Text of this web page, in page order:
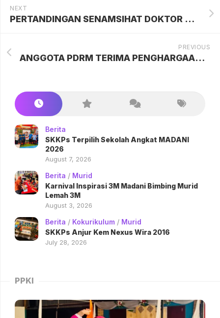
NEXT
PERTANDINGAN SENAMSIHAT DOKTOR MUDA PPKIBP
PREVIOUS
ANGGOTA PDRM TERIMA PENGHARGAAN SK KUALA PERLIS
Berita
SKKPs Terpilih Sekolah Angkat MADANI
2026
August 7, 2026
Berita / Murid
Karnival Inspirasi 3M Madani Bimbing Murid
Lemah 3M
August 3, 2026
Berita / Kokurikulum / Murid
SKKPs Anjur Kem Nexus Wira 2016
July 28, 2026
PPKI